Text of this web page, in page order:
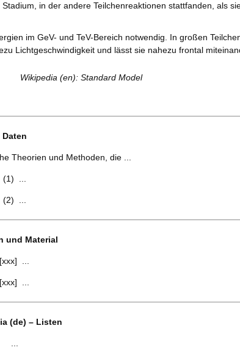
in der andere Teilchenreaktionen stattfanden, als
im GeV- und TeV-Bereich notwendig. In großen
Lichtgeschwindigkeit und lässt sie nahezu frontal
Wikipedia (en): Standard Model
Daten
Theorien und Methoden, die ...
(1) ...
(2) ...
und Material
[xxx] ...
[xxx] ...
(de) – Listen